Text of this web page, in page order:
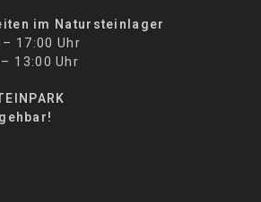
im Natursteinlager
17:00 Uhr
Uhr